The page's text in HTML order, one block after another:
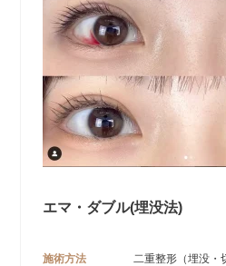
エマ・ダブル(埋没法)
施術方法
二重整形（埋没・